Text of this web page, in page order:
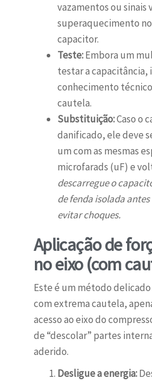
vazamentos ou sinais
superaquecimento
capacitor.
Teste:Embora um
testar a capacitância,
conhecimento
cautela.
Substituição:Caso o
danificado, ele deve
um com as mesmas
microfarads (uF) e
descarregue o
de fenda isolada
evitar choques.
Aplicação de
no eixo (com
Este é um método
com extrema cautela,
acesso ao eixo do
de “descolar” partes
aderido.
Desligue a energia: